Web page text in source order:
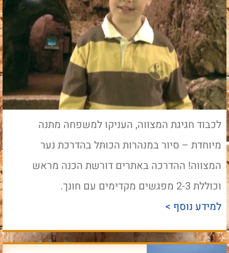
לכבוד חגיגת המצווה, העניקו למשפחה מתנה
מיוחדת – סיור במנהרות הכותל בהדרכת נער
המצווה! ההדרכה באתרים דורשת הכנה מראש
וכוללת 2-3 מפגשים מקדימים עם חונך.
למידע נוסף >